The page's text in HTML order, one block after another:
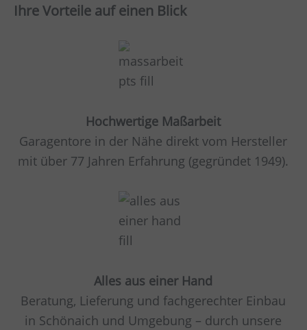
Ihre Vorteile auf einen Blick
Hochwertige Maßarbeit
Garagentore in der Nähe direkt vom Hersteller
mit über 77 Jahren Erfahrung (gegründet 1949).
Alles aus einer Hand
Beratung, Lieferung und fachgerechter Einbau
in Schönaich und Umgebung – durch unsere